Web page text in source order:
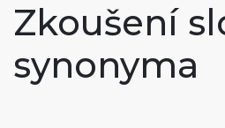
Zkoušení
synonyma